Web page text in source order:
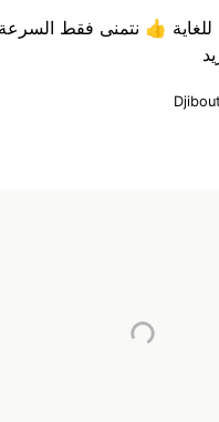
للغاية 👍 نتمنى فقط